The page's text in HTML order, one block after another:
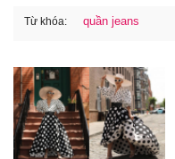
Từ khóa: quần jeans